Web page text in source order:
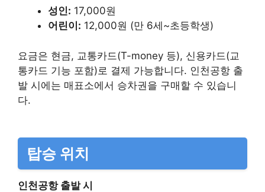
성인: 17,000원​
어린이: 12,000원 (만 6세~초등학생)​
요금은 현금, 교통카드(T-money 등), 신용카드(교
통카드 기능 포함)로 결제 가능합니다. 인천공항 출
발 시에는 매표소에서 승차권을 구매할 수 있습니
다.
탑승 위치
인천공항 출발 시